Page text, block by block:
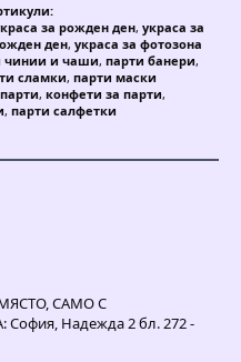
за рожден ден, украса за
ден, украса за фотозона
чинии и чаши, парти банери,
сламки, парти маски
, конфети за парти,
, парти салфетки
САМО С
Надежда 2 бл. 272 -